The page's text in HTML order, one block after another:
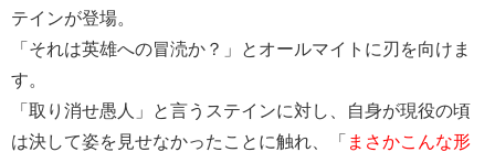
テインが登場。
「それは英雄への冒涜か？」とオールマイトに刃を向けま
す。
「取り消せ愚人」と言うステインに対し、自身が現役の頃
は決して姿を見せなかったことに触れ、「 まさかこんな形